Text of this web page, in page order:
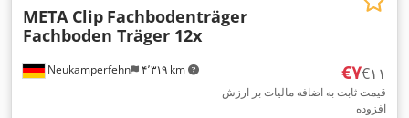
Neukamperfehn ۴٬۳۱۹ km
META Clip Fachbodenträger
Fachboden Träger 12x
‎€۷‎€۱۱
قیمت ثابت به اضافه مالیات بر ارزش
افزوده